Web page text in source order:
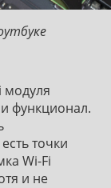
модуля
функционал.
точки
Wi-Fi
и не